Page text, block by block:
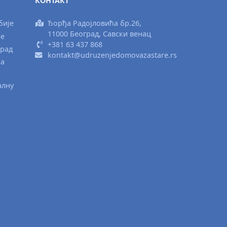
Ђорђа Радојловића бр.26,
11000 Београд, Савски венац
+381 63 437 868
kontakt@udruzenjedomovazastare.rs